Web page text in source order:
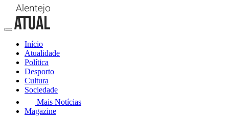
Início
Atualidade
Política
Desporto
Cultura
Sociedade
Mais Notícias
Magazine